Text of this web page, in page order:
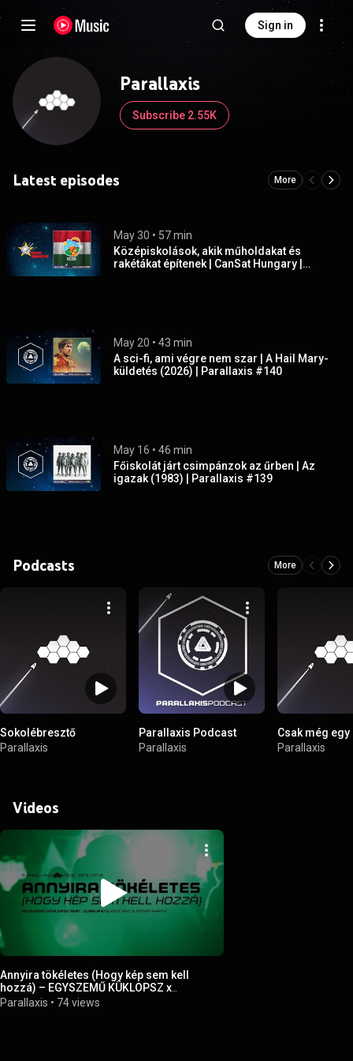
Sign in
Parallaxis
Subscribe 2.55K
Latest episodes More
May 30 • 57 min
Középiskolások, akik műholdakat és
rakétákat építenek | CanSat Hungary |
May 20 • 43 min
A sci-fi, ami végre nem szar | A Hail Mary-
küldetés (2026) | Parallaxis #140
May 16 • 46 min
Főiskolát járt csimpánzok az űrben | Az
igazak (1983) | Parallaxis #139
Podcasts More
Sokolébresztő
Parallaxis
Parallaxis Podcast
Parallaxis
Csak még
Parallaxis
Videos
Annyira tökéletes (Hogy kép sem kell
hozzá) – EGYSZEMŰ KÜKLOPSZ x
ZURRUPATU | Parallaxis Music
Parallaxis • 74 views